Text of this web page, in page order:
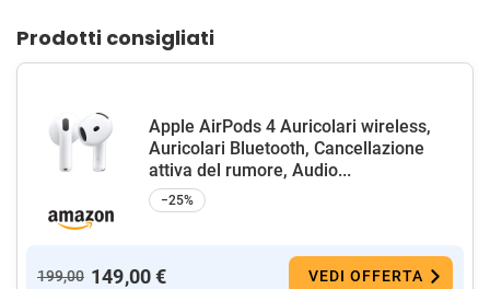
Prodotti consigliati
Apple AirPods 4 Auricolari wireless,
Auricolari Bluetooth, Cancellazione
attiva del rumore, Audio...
−25%
199,00 149,00 € VEDI OFFERTA